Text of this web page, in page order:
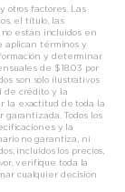
otros factores. Las
el título, las
no están incluidos en
aplican términos y
y determinar
de $18.03 por
son sólo ilustrativos
de crédito y la
la exactitud de toda la
Todos los
y la
no garantiza, ni
incluidos los precios,
verifique toda la
cualquier decisión